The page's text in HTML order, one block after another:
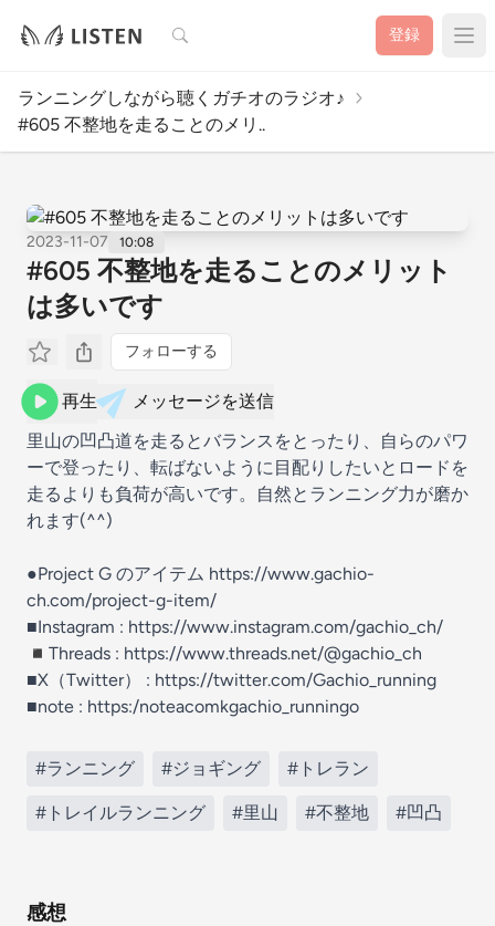
検索 登録
ランニングしながら聴くガチオのラジオ♪
#605 不整地を走ることのメリ..
2023-11-07 10:08
#605 不整地を走ることのメリット
は多いです
フォローする
再生
メッセージを送信
里山の凹凸道を走るとバランスをとったり、自らのパワ
ーで登ったり、転ばないように目配りしたいとロードを
走るよりも負荷が高いです。自然とランニング力が磨か
れます(^^)
●Project G のアイテム https://www.gachio-
ch.com/project-g-item/
■Instagram : https://www.instagram.com/gachio_ch/
◾️Threads : https://www.threads.net/@gachio_ch
■X（Twitter） : https://twitter.com/Gachio_running
■note : https:/noteacomkgachio_runningo
#ランニング #ジョギング #トレラン
#トレイルランニング #里山 #不整地 #凹凸
感想